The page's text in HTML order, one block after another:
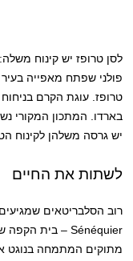
טרופז. עוגת הקרם
בארדו. המתכון המקורי
יש גרסה משלהן לקינוח
לשתות את החיים
מתוקים המתמחה בנוגט